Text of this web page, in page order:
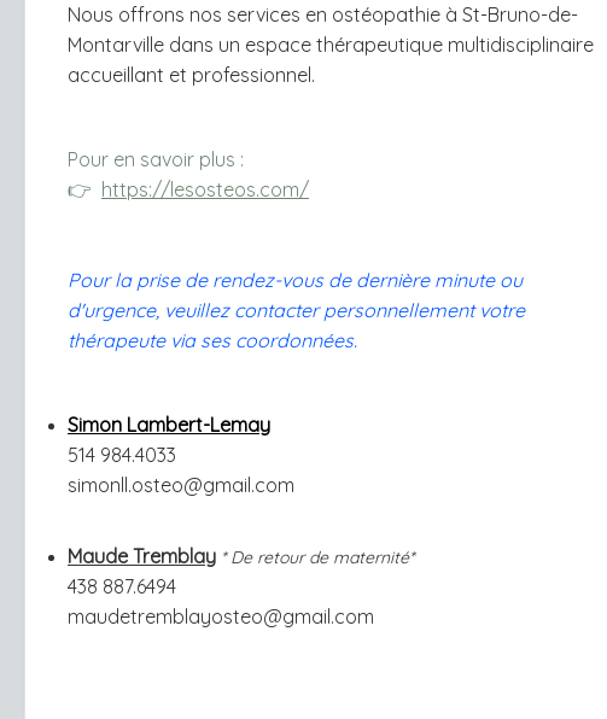
Nous offrons nos services en ostéopathie à St-Bruno-de-
Montarville dans un espace thérapeutique multidisciplinaire
accueillant et professionnel.
Pour en savoir plus :
👉 https://lesosteos.com/
Pour la prise de rendez-vous de dernière minute ou
d'urgence, veuillez contacter personnellement votre
thérapeute via ses coordonnées.
Simon Lambert-Lemay
514 984.4033
simonll.osteo@gmail.com
Maude Tremblay * De retour de maternité*
438 887.6494
maudetremblayosteo@gmail.com